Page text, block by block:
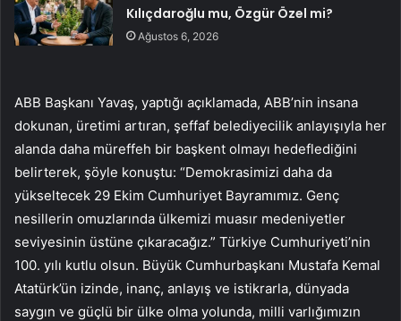
Kılıçdaroğlu mu, Özgür Özel mi?
Ağustos 6, 2026
ABB Başkanı Yavaş, yaptığı açıklamada, ABB’nin insana
dokunan, üretimi artıran, şeffaf belediyecilik anlayışıyla her
alanda daha müreffeh bir başkent olmayı hedeflediğini
belirterek, şöyle konuştu: “Demokrasimizi daha da
yükseltecek 29 Ekim Cumhuriyet Bayramımız. Genç
nesillerin omuzlarında ülkemizi muasır medeniyetler
seviyesinin üstüne çıkaracağız.” Türkiye Cumhuriyeti’nin
100. yılı kutlu olsun. Büyük Cumhurbaşkanı Mustafa Kemal
Atatürk’ün izinde, inanç, anlayış ve istikrarla, dünyada
saygın ve güçlü bir ülke olma yolunda, milli varlığımızın